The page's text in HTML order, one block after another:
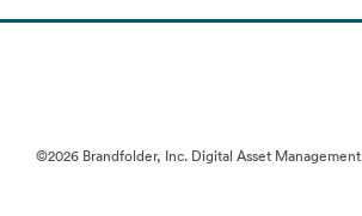
©2026 Brandfolder, Inc. Digital Asset Management